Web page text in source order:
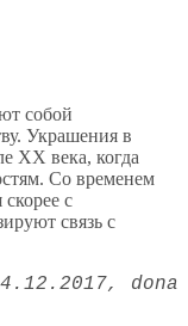
собой
Украшения в
XX века, когда
Со временем
с
связь с
dona